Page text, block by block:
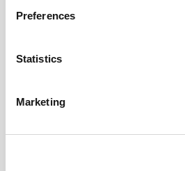
Preferences
Statistics
Marketing
11,92 zł 17,03 zł